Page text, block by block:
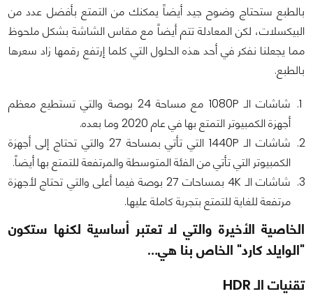
بالطبع ستحتاج وضوح جيد أيضاً يمكنك من التمتع بأفضل عدد من
البيكسلات، لكن المعادلة تتم أيضاً مع مقاس الشاشة بشكل ملحوظ
مما يجعلنا نفكر في أحد هذه الحلول التي كلما إرتفع رقمها زاد سعرها
بالطبع.
شاشات الـ 1080P مع مساحة 24 بوصة والتي تستطيع معظم
أجهزة الكمبيوتر التمتع بها في عام 2020 وما بعده.
شاشات الـ 1440P التي تأتي بمساحة 27 والتي تحتاج إلى أجهزة
الكمبيوتر التي تأتي من الفئة المتوسطة والمرتفعة للتمتع بها أيضاً.
شاشات الـ 4K بمساحات 27 بوصة فيما أعلى والتي تحتاج لأجهزة
مرتفعة للغاية للتمتع بتجربة كاملة عليها.
الخاصية الأخيرة والتي لا تعتبر أساسية لكنها ستكون
"الوايلد كارد" الخاص بنا هي…
تقنيات الـ HDR